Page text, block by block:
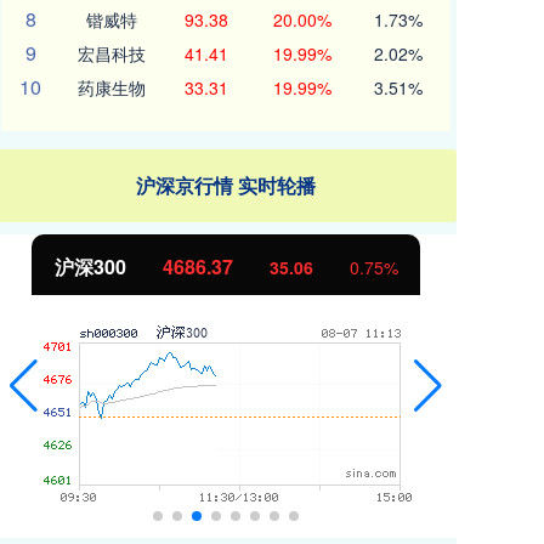
8 锴威特 93.38 20.00% 1.73%
9 宏昌科技 41.41 19.99% 2.02%
10 药康生物 33.31 19.99% 3.51%
沪深京行情 实时轮播
沪深300 4686.37 35.06 0.75%